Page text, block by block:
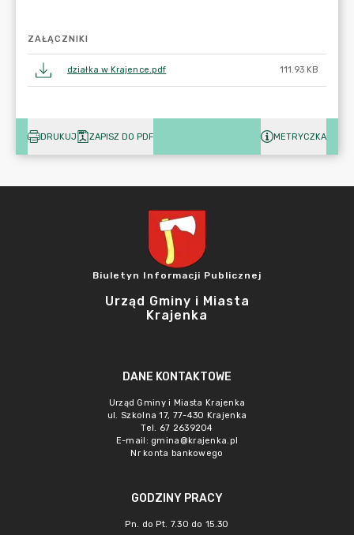
ZAŁĄCZNIKI
działka w Krajence.pdf 111.93 KB
DRUKUJ ZAPISZ DO PDF METRYCZKA
Biuletyn Informacji Publicznej
Urząd Gminy i Miasta
Krajenka
DANE KONTAKTOWE
Urząd Gminy i Miasta Krajenka
ul. Szkolna 17, 77-430 Krajenka
Tel. 67 2639204
E-mail: gmina@krajenka.pl
Nr konta bankowego
GODZINY PRACY
Pn. do Pt. 7.30 do 15.30